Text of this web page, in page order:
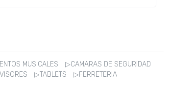
MUSICALES
▷CAMARAS DE SEGURIDAD
▷TABLETS
▷FERRETERIA